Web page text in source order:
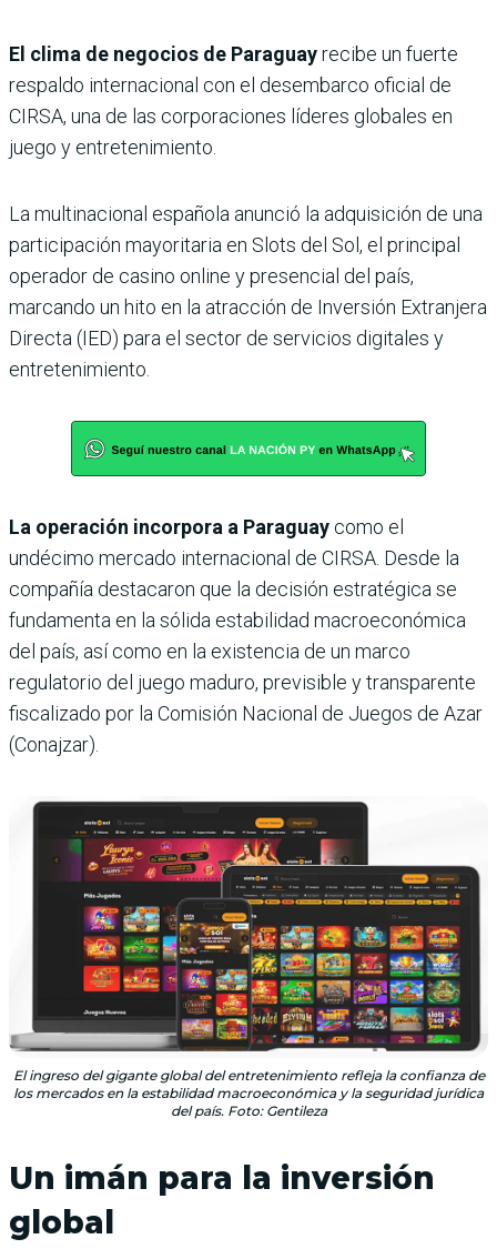
El clima de negocios de Paraguayrecibe un fuerte
respaldo internacional con el desembarco oficial de
CIRSA, una de las corporaciones líderes globales en
juego y entretenimiento.
La multinacional española anunció la adquisición de una
participación mayoritaria en Slots del Sol, el principal
operador de casino online y presencial del país,
marcando un hito en la atracción de Inversión Extranjera
Directa (IED) para el sector de servicios digitales y
entretenimiento.
La operación incorpora a Paraguay como el
undécimo mercado internacional de CIRSA. Desde la
compañía destacaron que la decisión estratégica se
fundamenta en la sólida estabilidad macroeconómica
del país, así como en la existencia de un marco
regulatorio del juego maduro, previsible y transparente
fiscalizado por la Comisión Nacional de Juegos de Azar
(Conajzar).
El ingreso del gigante global del entretenimiento refleja la confianza de
los mercados en la estabilidad macroeconómica y la seguridad jurídica
del país. Foto: Gentileza
Un imán para la inversión
global